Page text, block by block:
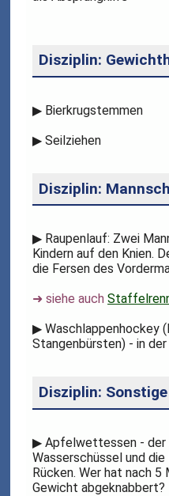
Disziplin:
▶ Bierkrugstemmen
▶ Seilziehen
Disziplin:
▶ Raupenlauf: Zwei
Kindern auf den Knien.
die Fersen des
➜ siehe auch
▶ Waschlappenhockey
Stangenbürsten) - in
Disziplin: Sonstige
▶ Apfelwettessen - der
Wasserschüssel und
Rücken. Wer hat nach
Gewicht abgeknabbert?